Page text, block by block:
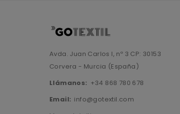
Avda. Juan Carlos I, nº 3 CP: 30153
Corvera - Murcia (España)
Llámanos: +34 868 780 678
Email: info@gotextil.com